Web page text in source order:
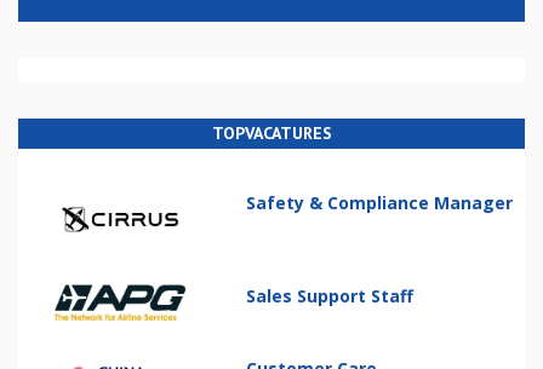
TOPVACATURES
Safety & Compliance Manager
Sales Support Staff